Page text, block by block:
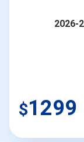
$1299